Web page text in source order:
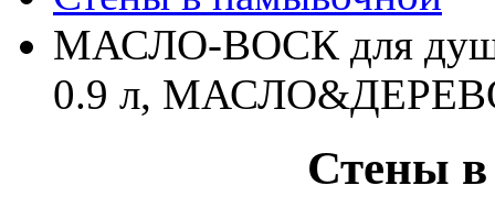
МАСЛО-ВОСК для
0.9 л,
Стены